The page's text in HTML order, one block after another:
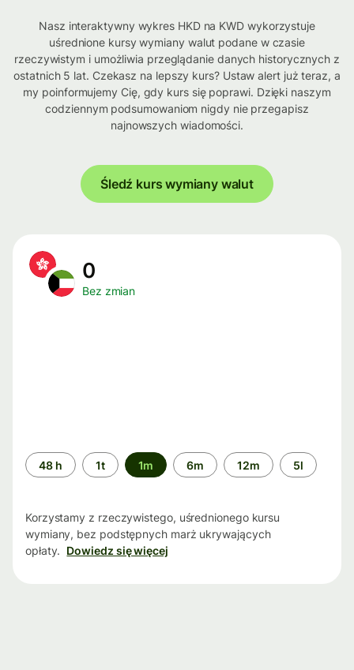
Nasz interaktywny wykres HKD na KWD wykorzystuje
uśrednione kursy wymiany walut podane w czasie
rzeczywistym i umożliwia przeglądanie danych historycznych z
ostatnich 5 lat. Czekasz na lepszy kurs? Ustaw alert już teraz, a
my poinformujemy Cię, gdy kurs się poprawi. Dzięki naszym
codziennym podsumowaniom nigdy nie przegapisz
najnowszych wiadomości.
Śledź kurs wymiany walut
0
Bez zmian
Przedział
czasu
48 h 1t 1m 6m 12m 5l
Korzystamy z rzeczywistego, uśrednionego kursu
wymiany, bez podstępnych marż ukrywających
opłaty. Dowiedz się więcej